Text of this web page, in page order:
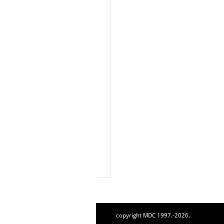
copyright MDC 1997.-2026.